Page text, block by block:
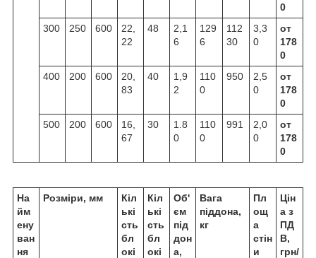
0
300
250 600
22,
22
48
2,1
6
129
6
112
30
3,3
0
от
178
0
400
200 600
20,
83
40
1,9
2
110
0
950
2,5
0
от
178
0
500
200 600
16,
67
30
1.8
0
110
0
991
2,0
0
от
178
0
На
йм
ену
ван
ня
Розміри, мм
Кіл
ькі
сть
бл
окі
Кіл
ькі
сть
бл
окі
Об'
єм
під
дон
а,
Вага
піддона,
кг
Пл
ощ
а
стін
и
Цін
а з
ПД
В,
грн/